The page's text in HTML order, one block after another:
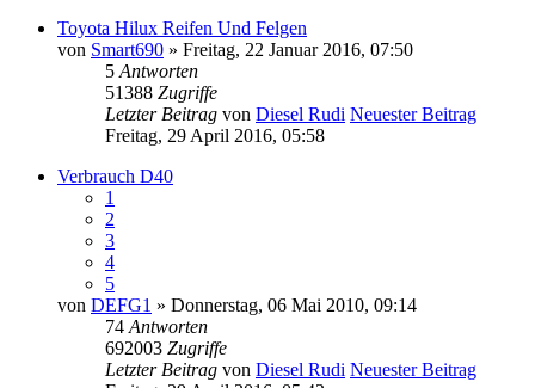
Toyota Hilux Reifen Und Felgen
von Smart690 » Freitag, 22 Januar 2016, 07:50
5 Antworten
51388 Zugriffe
Letzter Beitrag von Diesel Rudi Neuester Beitrag
Freitag, 29 April 2016, 05:58
Verbrauch D40
1
2
3
4
5
von DEFG1 » Donnerstag, 06 Mai 2010, 09:14
74 Antworten
692003 Zugriffe
Letzter Beitrag von Diesel Rudi Neuester Beitrag